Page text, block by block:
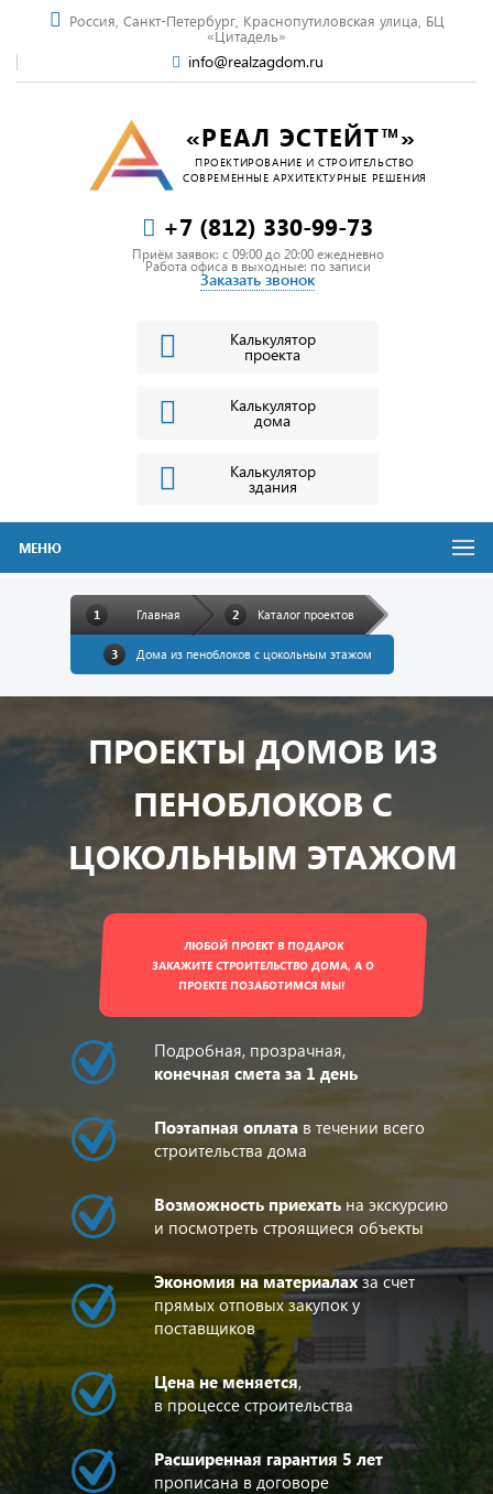
Россия, Санкт-Петербург, Краснопутиловская улица, БЦ
«Цитадель»
info@realzagdom.ru
«РЕАЛ ЭСТЕЙТ™»
ПРОЕКТИРОВАНИЕ И СТРОИТЕЛЬСТВО
СОВРЕМЕННЫЕ АРХИТЕКТУРНЫЕ РЕШЕНИЯ
+7 (812) 330-99-73
Приём заявок: c 09:00 до 20:00 ежедневно
Работа офиса в выходные: по записи
Заказать звонок
Калькулятор
проекта
Калькулятор
дома
Калькулятор
здания
МЕНЮ
Главная Каталог проектов
Дома из пеноблоков с цокольным этажом
ПРОЕКТЫ ДОМОВ ИЗ
ПЕНОБЛОКОВ С
ЦОКОЛЬНЫМ ЭТАЖОМ
ЛЮБОЙ ПРОЕКТ В ПОДАРОК
ЗАКАЖИТЕ СТРОИТЕЛЬСТВО ДОМА, А О
ПРОЕКТЕ ПОЗАБОТИМСЯ МЫ!
Подробная, прозрачная,
конечная смета за 1 день
Поэтапная оплата в течении всего
строительства дома
Возможность приехать на экскурсию
и посмотреть строящиеся объекты
Экономия на материалахза счет
прямых отповых закупок у
поставщиков
Цена не меняется,
в процессе строительства
Расширенная гарантия 5 лет
прописана в договоре